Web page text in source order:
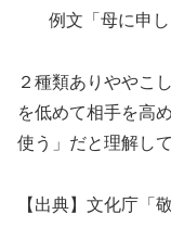
例文「母に申
２種類ありややこ
を低めて相手を高
使う」だと理解し
【出典】文化庁「